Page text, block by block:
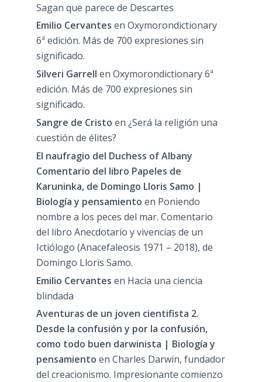
Sagan que parece de Descartes
Emilio Cervantes en Oxymorondictionary
6ª edición. Más de 700 expresiones sin
significado.
Silveri Garrell en Oxymorondictionary 6ª
edición. Más de 700 expresiones sin
significado.
Sangre de Cristo en ¿Será la religión una
cuestión de élites?
El naufragio del Duchess of Albany
Comentario del libro Papeles de
Karuninka, de Domingo Lloris Samo |
Biología y pensamiento en Poniendo
nombre a los peces del mar. Comentario
del libro Anecdotario y vivencias de un
Ictiólogo (Anacefaleosis 1971 – 2018), de
Domingo Lloris Samo.
Emilio Cervantes en Hacia una ciencia
blindada
Aventuras de un joven cientifista 2.
Desde la confusión y por la confusión,
como todo buen darwinista | Biología y
pensamiento en Charles Darwin, fundador
del creacionismo. Impresionante comienzo